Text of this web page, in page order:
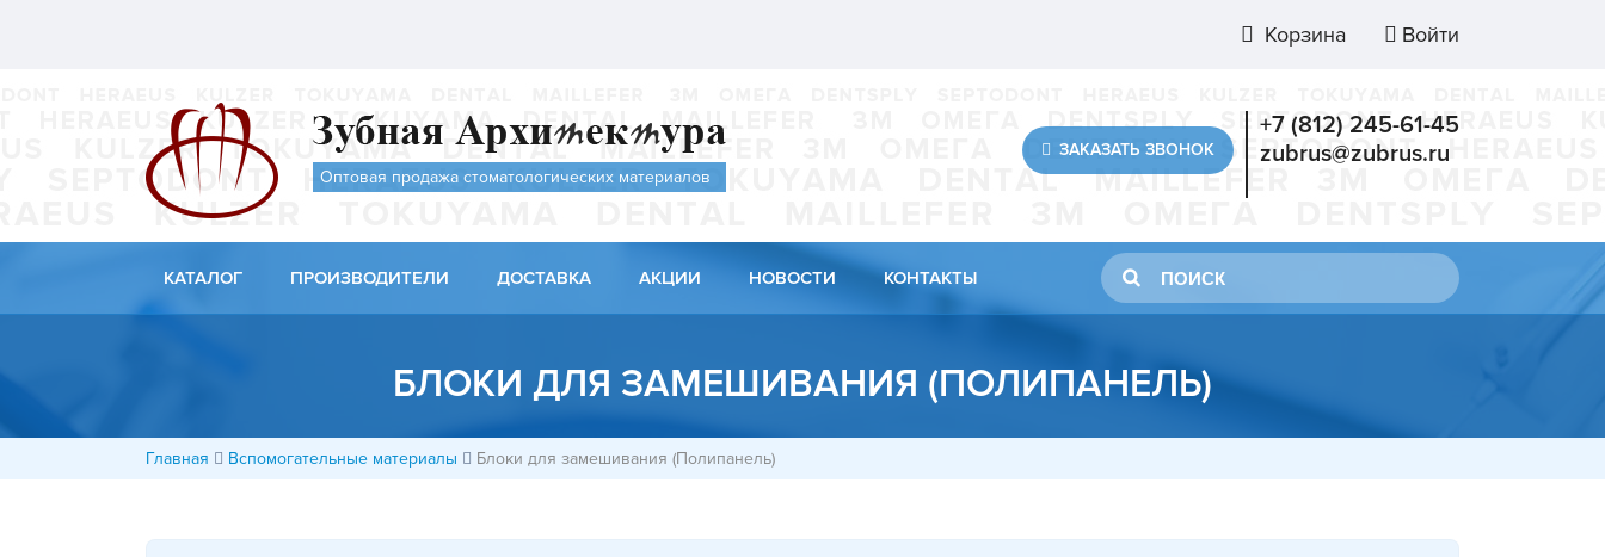
Корзина Войти
Оптовая продажа стоматологических материалов
ЗАКАЗАТЬ ЗВОНОК
+7 (812) 245-61-45
zubrus@zubrus.ru
КАТАЛОГ ПРОИЗВОДИТЕЛИ ДОСТАВКА АКЦИИ НОВОСТИ КОНТАКТЫ
БЛОКИ ДЛЯ ЗАМЕШИВАНИЯ (ПОЛИПАНЕЛЬ)
Главная Вспомогательные материалы Блоки для замешивания (Полипанель)